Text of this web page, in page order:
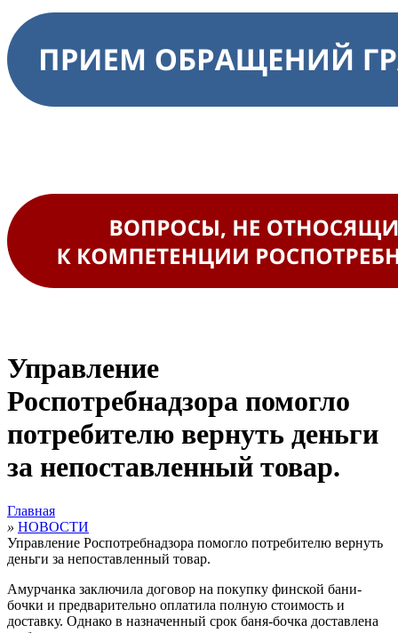
Управление
Роспотребнадзора помогло
потребителю вернуть деньги
за непоставленный товар.
Главная
» НОВОСТИ
Управление Роспотребнадзора помогло потребителю вернуть
деньги за непоставленный товар.
Амурчанка заключила договор на покупку финской бани-
бочки и предварительно оплатила полную стоимость и
доставку. Однако в назначенный срок баня-бочка доставлена